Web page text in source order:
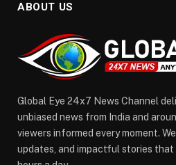
ABOUT US
Global Eye 24x7 News Channel
unbiased news from India and
viewers informed every moment.
updates, and impactful stories